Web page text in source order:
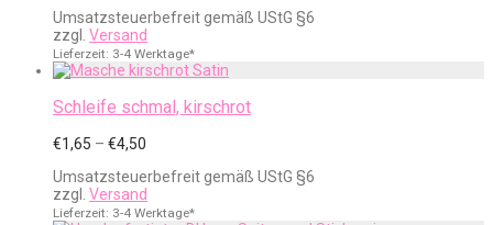
bis
€4,50
Umsatzsteuerbefreit gemäß UStG §6
zzgl. Versand
Lieferzeit: 3-4 Werktage*
Schleife schmal, kirschrot
€1,65 – €4,50
bis
€4,50
Umsatzsteuerbefreit gemäß UStG §6
zzgl. Versand
Lieferzeit: 3-4 Werktage*